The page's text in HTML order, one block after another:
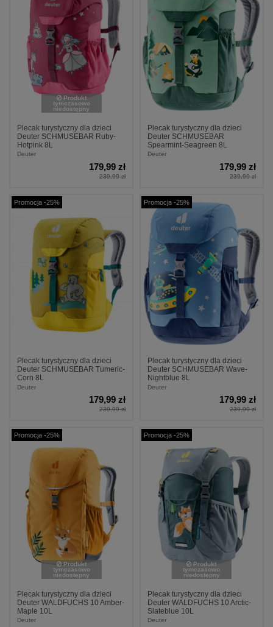
Produkt
tymczasowo
niedostępny
Plecak turystyczny dla dzieci
Deuter SCHMUSEBAR Ruby-
Hotpink 8L
Deuter
179,99 zł
239,99 zł
Plecak turystyczny dla dzieci
Deuter SCHMUSEBAR
Spearmint-Seagreen 8L
Deuter
179,99 zł
239,99 zł
Promocja -25%
Plecak turystyczny dla dzieci
Deuter SCHMUSEBAR Tumeric-
Corn 8L
Deuter
179,99 zł
239,99 zł
Promocja -25%
Plecak turystyczny dla dzieci
Deuter SCHMUSEBAR Wave-
Nightblue 8L
Deuter
179,99 zł
239,99 zł
Promocja -25%
Produkt
tymczasowo
niedostępny
Plecak turystyczny dla dzieci
Deuter WALDFUCHS 10 Amber-
Maple 10L
Deuter
Promocja -25%
Produkt
tymczasowo
niedostępny
Plecak turystyczny dla dzieci
Deuter WALDFUCHS 10 Arctic-
Slateblue 10L
Deuter